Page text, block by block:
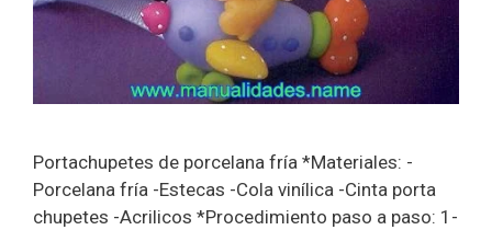
Portachupetes de porcelana fría *Materiales: -
Porcelana fría -Estecas -Cola vinílica -Cinta porta
chupetes -Acrilicos *Procedimiento paso a paso: 1-